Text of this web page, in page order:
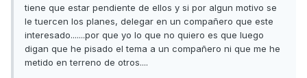
tiene que estar pendiente de ellos y si por algun motivo se
le tuercen los planes, delegar en un compañero que este
interesado.......por que yo lo que no quiero es que luego
digan que he pisado el tema a un compañero ni que me he
metido en terreno de otros....